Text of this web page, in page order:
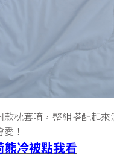
枕套唷，整組搭配起來
！
熊冷被點我看